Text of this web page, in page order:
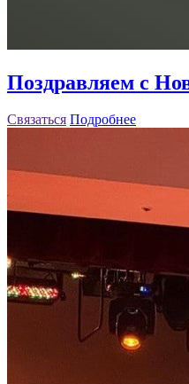
Поздравляем с
Связаться Подробнее